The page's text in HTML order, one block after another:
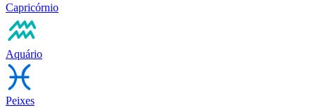
Capricórnio
Aquário
Peixes